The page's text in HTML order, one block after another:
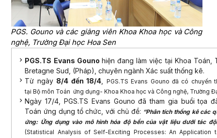
PGS. Gouno và các giảng viên Khoa Khoa học và Công
nghệ, Trường Đại học Hoa Sen
PGS.TS Evans Gouno hiện đang làm việc tại Khoa Toán,
Bretagne Sud, (Pháp), chuyên ngành Xác suất thống kê.
Từ ngày 8/4 đến 18/4
PGS.TS Evans Gouno đã có chuyến
tạiBộ môn Toán ứng dụng- Khoa Khoa học và Công nghệ, Trường
Ngày 17/4, PGS.TS Evans Gouno đã tham gia buổi tọa
Toán ứng dụng tổ chức, với chủ đề: “Phân tích thống kê các
ứng: Ứng dụng vào mô hình hóa độ bền của vật liệu dưới tác
(Statistical Analysis of Self-Exciting Processes: An Application